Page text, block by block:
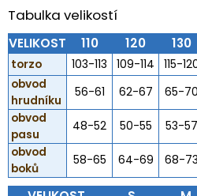
Tabulka velikostí
VELIKOST 110 120 130
torzo 103-113 109-114 115-
obvod
hrudníku
56-61 62-67 65-70
obvod
pasu
48-52 50-55 53-57
obvod
boků
58-65 64-69 68-73